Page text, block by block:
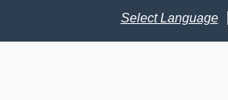
Select Language